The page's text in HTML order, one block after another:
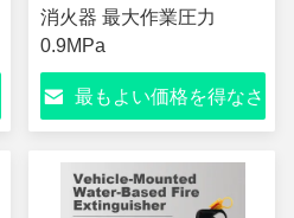
消火器 最大作業圧力
0.9MPa
最もよい価格を得なさ